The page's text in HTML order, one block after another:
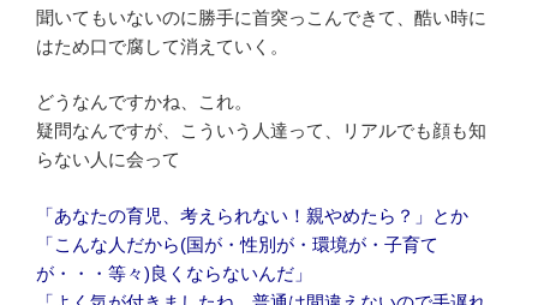
聞いてもいないのに勝手に首突っこんできて、酷い時に
はため口で腐して消えていく。
どうなんですかね、これ。
疑問なんですが、こういう人達って、リアルでも顔も知
らない人に会って
「あなたの育児、考えられない！親やめたら？」とか
「こんな人だから(国が・性別が・環境が・子育て
が・・・等々)良くならないんだ」